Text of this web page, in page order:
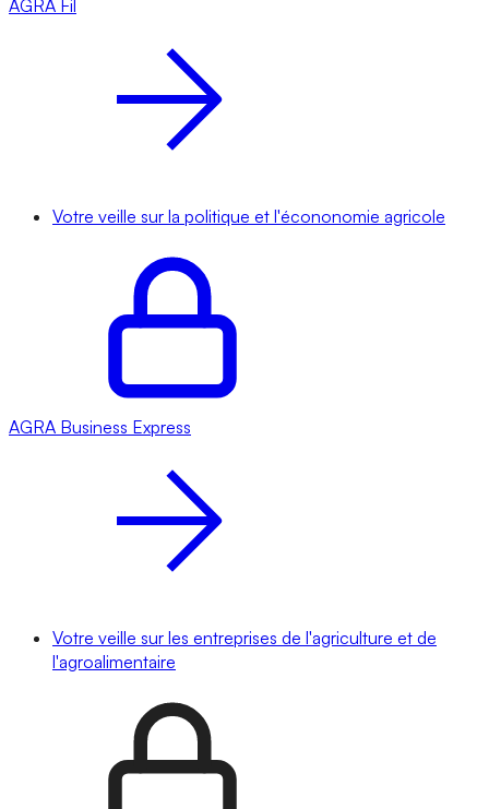
AGRA Fil
Votre veille sur la politique et l'écononomie agricole
AGRA Business Express
Votre veille sur les entreprises de l'agriculture et de
l'agroalimentaire